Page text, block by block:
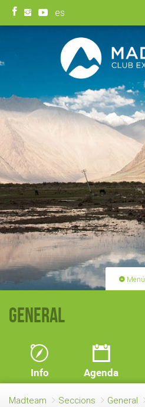
es
Menú
FES-TE SOCI
General
Info Agenda
Madteam Seccions General